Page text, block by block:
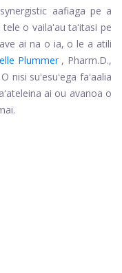
aafiaga pe a
o vailaʻau taʻitasi pe
ai na o ia, o le a atili
Plummer , Pharm.D.,
nisi suʻesuʻega faʻaalia
ai ou avanoa o